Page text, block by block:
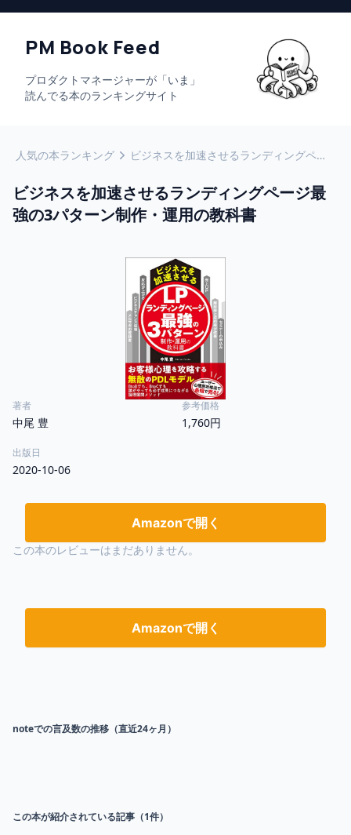
PM Book Feed
プロダクトマネージャーが「いま」
読んでる本のランキングサイト
人気の本ランキング ビジネスを加速させるランディングページ最強の3パターン制作・運用の教科書
ビジネスを加速させるランディングページ最
強の3パターン制作・運用の教科書
著者
中尾 豊
参考価格
1,760円
出版日
2020-10-06
Amazonで開く
この本のレビューはまだありません。
Amazonで開く
noteでの言及数の推移（直近24ヶ月）
この本が紹介されている記事（1件）